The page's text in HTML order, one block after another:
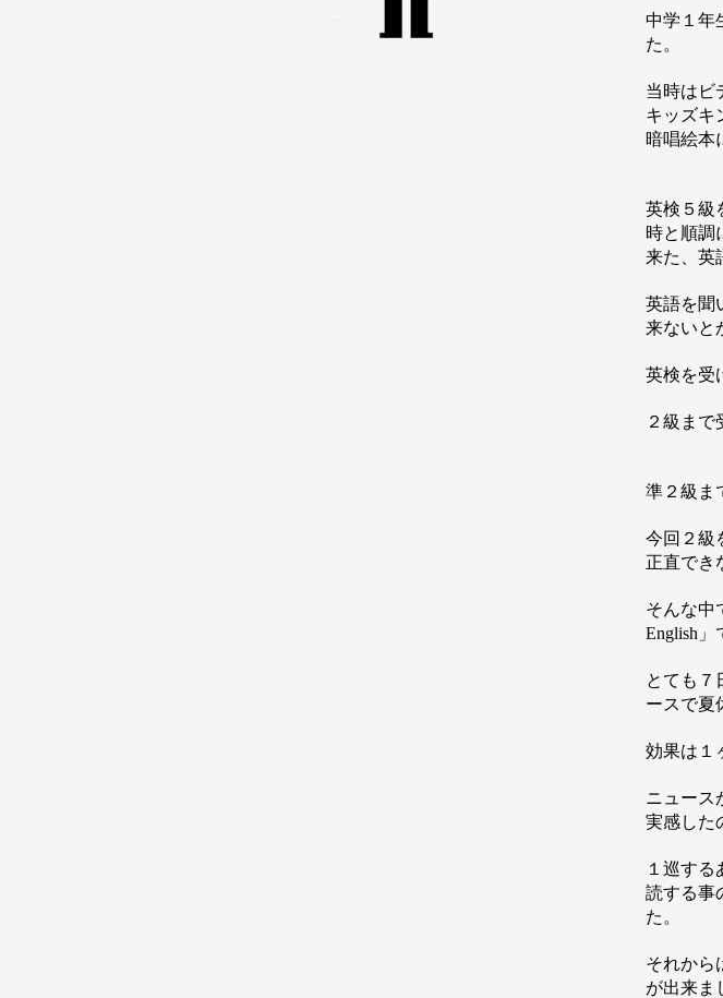
中学１年
た。
当時は
キッズキ
暗唱絵本
英検５級
時と順調
来た、英
英語を聞
来ないと
英検を受
２級まで
準２級ま
今回２級
正直でき
そんな中
English」
とても７
ースで夏
効果は１
ニュース
実感した
１巡す
読する事
た。
それから
が出来ま